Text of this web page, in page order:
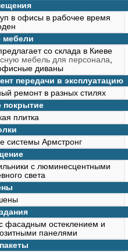
в офисы в рабочее время
мебели
со склада в Киеве
мебель для персонала
диваны
передачи в эксплуатацию
ремонт в разных стилях
покрытие
плитка
системы Армстронг
с люминесцентными
света
фасадным остеклением и
панелями